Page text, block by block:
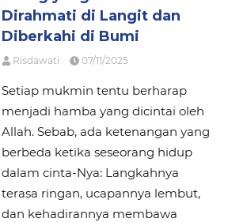
Dirahmati di Langit dan
Diberkahi di Bumi
Risdawati 07/11/2025
Setiap mukmin tentu berharap
menjadi hamba yang dicintai oleh
Allah. Sebab, ada ketenangan yang
berbeda ketika seseorang hidup
dalam cinta-Nya: Langkahnya
terasa ringan, ucapannya lembut,
dan kehadirannya membawa